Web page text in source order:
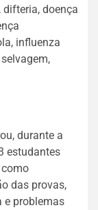
doença
influenza
durante a
estudantes
das provas,
e problemas